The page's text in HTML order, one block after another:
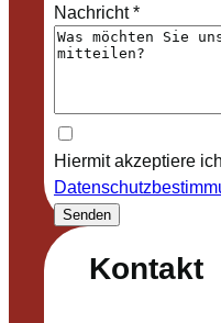
Kontakt
Nachricht*
Hiermit akzeptiere
Senden